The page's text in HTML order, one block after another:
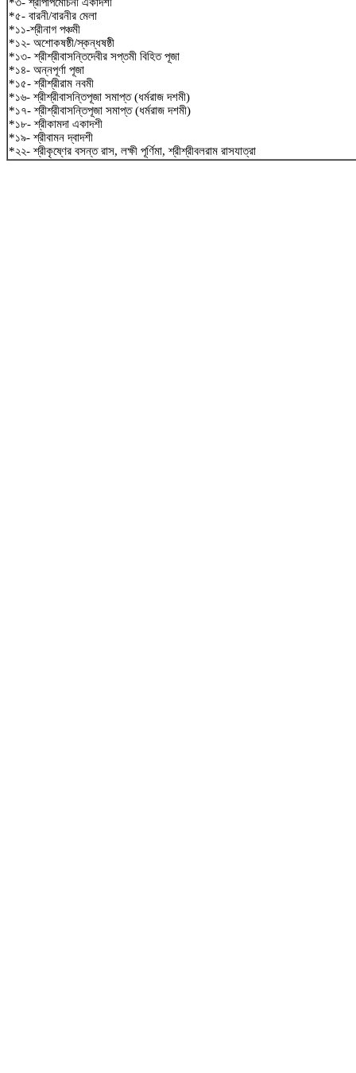
*৫- বারনী/বারনীর মেলা
*১১-শ্রীনাগ পঞ্চমী
*১২- অশোকষষ্ঠী/স্কন্ধষষ্ঠী
*১৩- শ্রীশ্রীবাসন্তিদেবীর সপ্তমী বিহিত পূজা
*১৪- অন্নপূর্ণা পূজা
*১৫- শ্রীশ্রীরাম নবমী
*১৬- শ্রীশ্রীবাসন্তিপূজা সমাপ্ত (ধর্মরাজ দশমী)
*১৭- শ্রীশ্রীবাসন্তিপূজা সমাপ্ত (ধর্মরাজ দশমী)
*১৮- শ্রীকামদা একাদশী
*১৯- শ্রীবামন দ্বাদশী
*২২- শ্রীকৃষ্ণের বসন্ত রাস, লক্ষী পূর্ণিমা, শ্রীশ্রীবলরাম রাসযাত্রা